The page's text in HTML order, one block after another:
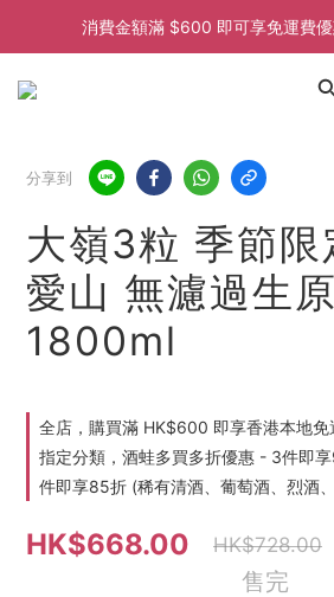
消費金額滿 $600 即可享免運費優
消費金額滿 $600 即可享免運費優
消費金額滿 $600 即可享免運費優
分享到
大嶺3粒 季節限
愛山 無濾過生
1800ml
全店，購買滿 HK$600 即享香港本地免
指定分類，酒蛙多買多折優惠 - 3件即
件即享85折 (稀有清酒、葡萄酒、烈酒
HK$668.00 HK$728.00
售完